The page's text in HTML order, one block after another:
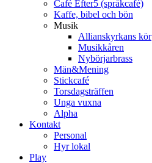
Café Efter5 (språkcafé)
Kaffe, bibel och bön
Musik
Allianskyrkans kör
Musikkåren
Nybörjarbrass
Män&Mening
Stickcafé
Torsdagsträffen
Unga vuxna
Alpha
Kontakt
Personal
Hyr lokal
Play